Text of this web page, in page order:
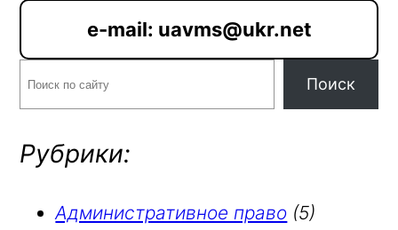
e-mail: uavms@ukr.net
Поиск
Рубрики:
Административное право (5)